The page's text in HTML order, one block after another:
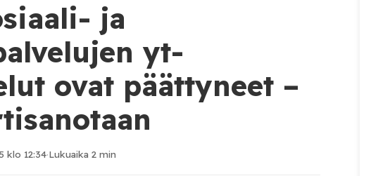
ja
yt-
ovat päättyneet –
klo 12:34·Lukuaika 2 min